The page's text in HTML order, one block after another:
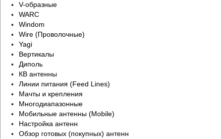
V-образные
WARC
Windom
Wire (Проволочные)
Yagi
Вертикалы
Диполь
КВ антенны
Линии питания (Feed Lines)
Мачты и крепления
Многодиапазонные
Мобильные антенны (Mobile)
Настройка антенн
Обзор готовых (покупных) антенн